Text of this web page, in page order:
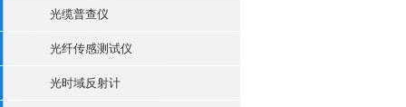
光缆普查仪
光纤传感测试仪
光时域反射计